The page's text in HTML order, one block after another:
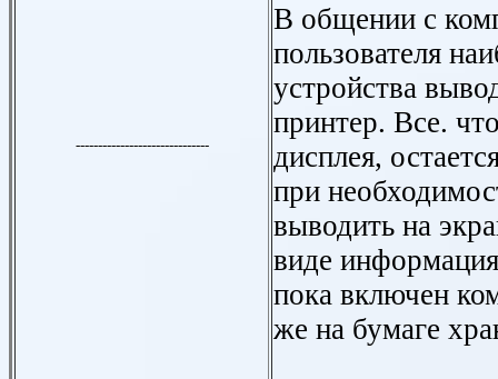
В общении с
пользователя
устройства
принтер. Все.
дисплея,
при
выводить на
виде
пока включен
же на бумаге